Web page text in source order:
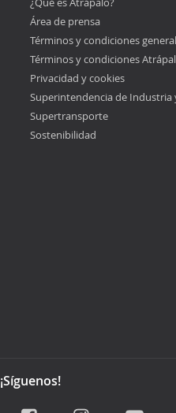
Área de prensa
Términos y condiciones
Términos y condiciones
Privacidad y cookies
Superintendencia de Industria
Supertransporte
Sostenibilidad
¡Síguenos!